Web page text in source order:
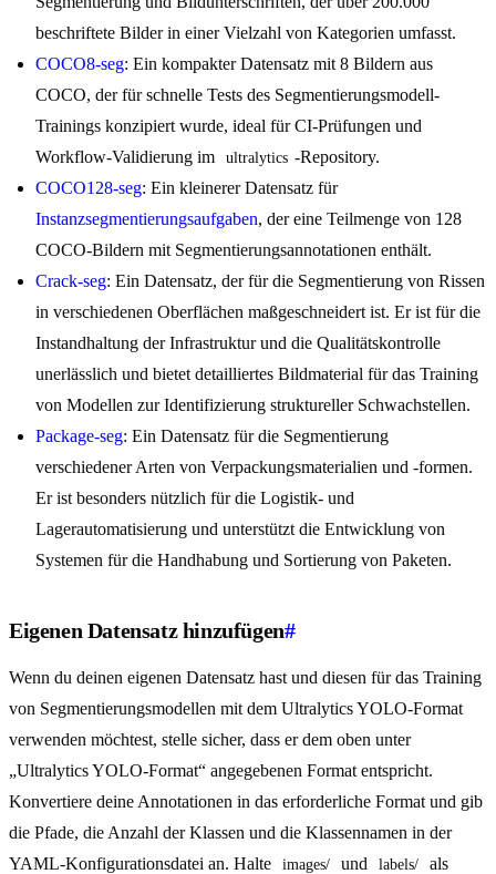
beschriftete Bilder in einer Vielzahl von Kategorien umfasst.
COCO8-seg: Ein kompakter Datensatz mit 8 Bildern aus
COCO, der für schnelle Tests des Segmentierungsmodell-
Trainings konzipiert wurde, ideal für CI-Prüfungen und
Workflow-Validierung im
ultralytics -Repository.
COCO128-seg: Ein kleinerer Datensatz für
Instanzsegmentierungsaufgaben, der eine Teilmenge von 128
COCO-Bildern mit Segmentierungsannotationen enthält.
Crack-seg: Ein Datensatz, der für die Segmentierung von Rissen
in verschiedenen Oberflächen maßgeschneidert ist. Er ist für die
Instandhaltung der Infrastruktur und die Qualitätskontrolle
unerlässlich und bietet detailliertes Bildmaterial für das Training
von Modellen zur Identifizierung struktureller Schwachstellen.
Package-seg: Ein Datensatz für die Segmentierung
verschiedener Arten von Verpackungsmaterialien und -formen.
Er ist besonders nützlich für die Logistik- und
Lagerautomatisierung und unterstützt die Entwicklung von
Systemen für die Handhabung und Sortierung von Paketen.
Eigenen Datensatz hinzufügen#
Wenn du deinen eigenen Datensatz hast und diesen für das Training
von Segmentierungsmodellen mit dem Ultralytics YOLO-Format
verwenden möchtest, stelle sicher, dass er dem oben unter
„Ultralytics YOLO-Format“ angegebenen Format entspricht.
Konvertiere deine Annotationen in das erforderliche Format und gib
die Pfade, die Anzahl der Klassen und die Klassennamen in der
YAML-Konfigurationsdatei an. Halte
images/ und labels/
als